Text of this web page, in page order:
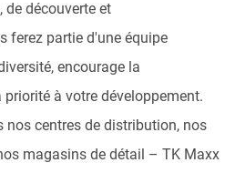
découverte et
ferez partie d'une équipe
encourage la
à votre développement.
nos centres de distribution, nos
magasins de détail – TK Maxx